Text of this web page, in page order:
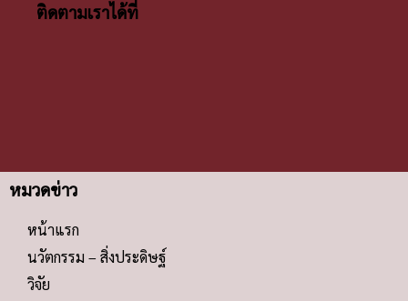
ติดตามเราได้ที่
หมวดข่าว
หน้าแรก
นวัตกรรม – สิ่งประดิษฐ์
วิจัย